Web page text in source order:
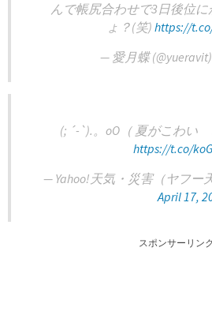
んで帳尻合わせで3日後位
ょ？(笑) https://
— 愛月蝶
(; ´-`).。oO（ 夏がこわい
https://t.co/
— Yahoo!天気・災害（ヤフー
April 17,
スポンサーリンク